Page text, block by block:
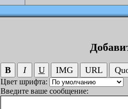
Цвет шрифта:
Введите ваше сообщение: